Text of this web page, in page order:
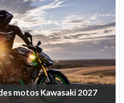
motosKawasaki2027